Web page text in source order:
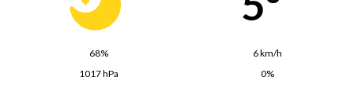
68%
6 km/h
1017 hPa
0%